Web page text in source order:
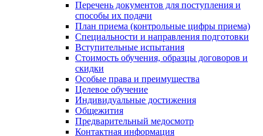
Перечень документов для поступления и
способы их подачи
План приема (контрольные цифры приема)
Специальности и направления подготовки
Вступительные испытания
Стоимость обучения, образцы договоров и
скидки
Особые права и преимущества
Целевое обучение
Индивидуальные достижения
Общежития
Предварительный медосмотр
Контактная информация